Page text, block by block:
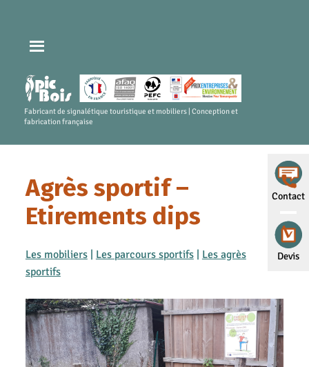
Contact
Devis
Fabricant de signalétique touristique et mobiliers | Conception et
fabrication française
Agrès sportif –
Etirements dips
Les mobiliers| Les parcours sportifs| Les agrès
sportifs